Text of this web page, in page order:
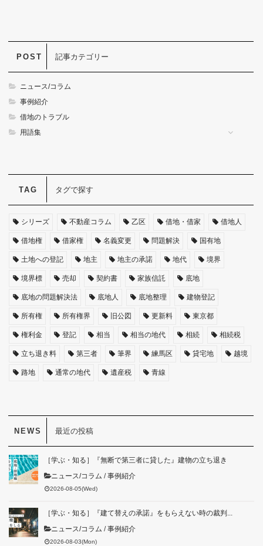
記事カテゴリー
ニュース/コラム
事例紹介
借地のトラブル
用語集
タグで探す
シリーズ 不動産コラム 乙区 借地・借家 借地人
借地権 借家権 名義変更 問題解決 国有地
土地への登記 地主 地主の承諾 地代 境界
境界標 売却 契約書 家族信託 底地
底地の問題解決法 底地人 底地整理 建物登記
所有権 所有権界 旧公図 更新料 東京都
権利金 登記 相当 相当の地代 相続 相続税
立ち退き料 第三者 筆界 練馬区 貸宅地 越境
路地 通常の地代 遺産税 青線
最近の投稿
［学ぶ・知る］『無断で第三者に貸した』建物の立ち退き
ニュース/コラム /事例紹介
2026-08-05(Wed)
［学ぶ・知る］『建て替えの承諾』をもらえない時の裁判...
ニュース/コラム /事例紹介
2026-08-03(Mon)